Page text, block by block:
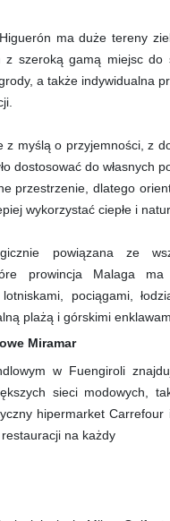
ma duże tereny
z szeroką gamą miejsc
a także indywidualna
z myślą o przyjemności, z
dostosować do własnych
przestrzenie, dlatego
wykorzystać ciepłe i
powiązana ze
prowincja Malaga
lotniskami, pociągami,
plażą i górskimi
Miramar
w Fuengiroli
sieci modowych,
hipermarket
na każdy